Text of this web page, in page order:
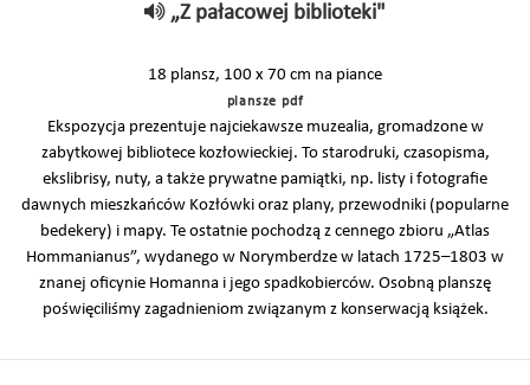
„Z pałacowej biblioteki"
18 plansz, 100 x 70 cm na piance
plansze pdf
Ekspozycja prezentuje najciekawsze muzealia, gromadzone w
zabytkowej bibliotece kozłowieckiej. To starodruki, czasopisma,
ekslibrisy, nuty, a także prywatne pamiątki, np. listy i fotografie
dawnych mieszkańców Kozłówki oraz plany, przewodniki (popularne
bedekery) i mapy. Te ostatnie pochodzą z cennego zbioru „Atlas
Hommanianus”, wydanego w Norymberdze w latach 1725–1803 w
znanej oficynie Homanna i jego spadkobierców. Osobną planszę
poświęciliśmy zagadnieniom związanym z konserwacją książek.